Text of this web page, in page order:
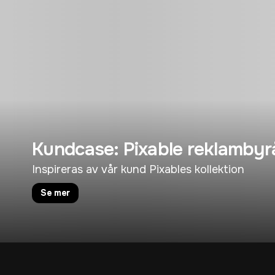
Kundcase: Pixable
Inspireras av vår kund Pixables kollektion
Se mer